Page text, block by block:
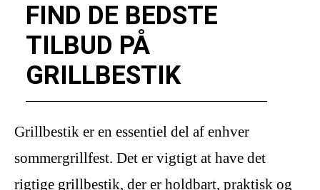
FIND DE BEDSTE
TILBUD PÅ
GRILLBESTIK
Grillbestik er en essentiel del af enhver
sommergrillfest. Det er vigtigt at have det
rigtige grillbestik, der er holdbart, praktisk og